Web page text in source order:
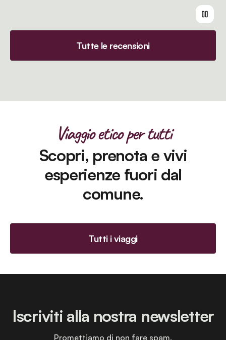
Tutte le recensioni
Viaggio etico per tutti
Scopri, prenota e vivi
esperienze fuori dal
comune.
Tutti i viaggi
Iscriviti alla nostra newsletter
Promettiamo di non fare spam.